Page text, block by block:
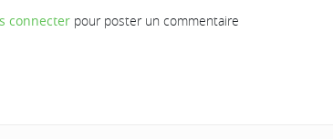
connecter pour poster un commentaire